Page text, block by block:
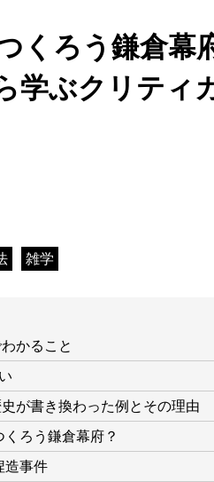
くろう鎌倉
学ぶクリティ
雑学
かること
が書き換わった例とその理由
くろう鎌倉幕府？
造事件